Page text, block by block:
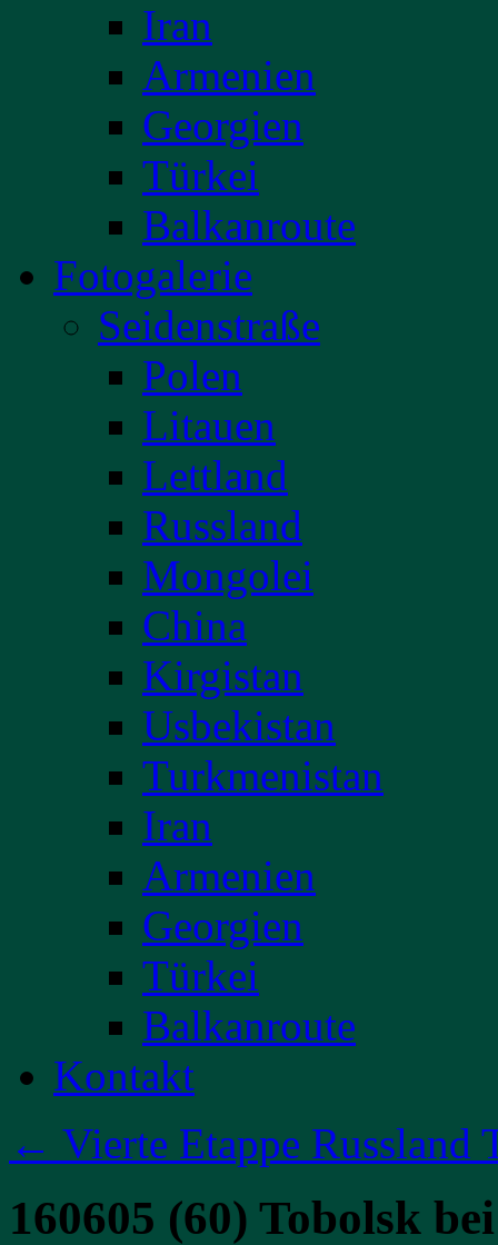
Iran
Armenien
Georgien
Türkei
Balkanroute
Fotogalerie
Seidenstraße
Polen
Litauen
Lettland
Russland
Mongolei
China
Kirgistan
Usbekistan
Turkmenistan
Iran
Armenien
Georgien
Türkei
Balkanroute
Kontakt
← Vierte Etappe Russland
160605 (60) Tobolsk